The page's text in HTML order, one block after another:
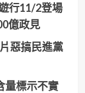
行11/2登場
億政見
惡搞民進黨
量標示不實